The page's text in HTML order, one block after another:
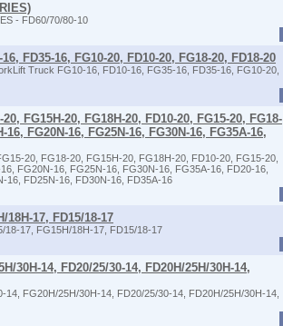
- FD60/70/80-10
FD35-16, FG10-20, FD10-20, FG18-20, FD18-20
Truck FG10-16, FD10-16, FG35-16, FD35-16, FG10-20,
FG15H-20, FG18H-20, FD10-20, FG15-20, FG18-
FG20N-16, FG25N-16, FG30N-16, FG35A-16,
20, FG18-20, FG15H-20, FG18H-20, FD10-20, FG15-20,
FG20N-16, FG25N-16, FG30N-16, FG35A-16, FD20-16,
16, FD25N-16, FD30N-16, FD35A-16
17, FD15/18-17
18-17, FG15H/18H-17, FD15/18-17
30H-14, FD20/25/30-14, FD20H/25H/30H-14,
FG20H/25H/30H-14, FD20/25/30-14, FD20H/25H/30H-14,